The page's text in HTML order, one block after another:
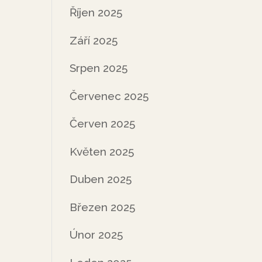
Říjen 2025
Září 2025
Srpen 2025
Červenec 2025
Červen 2025
Květen 2025
Duben 2025
Březen 2025
Únor 2025